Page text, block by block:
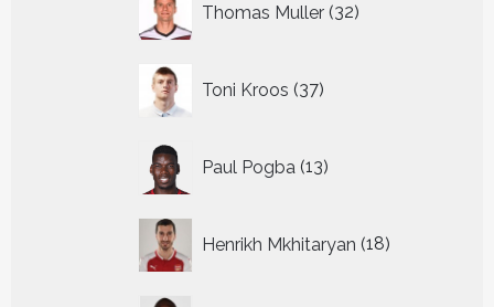
Thomas Muller 32
producten
Toni Kroos 37
producten
Paul Pogba 13
producten
Henrikh Mkhitaryan 18
producten